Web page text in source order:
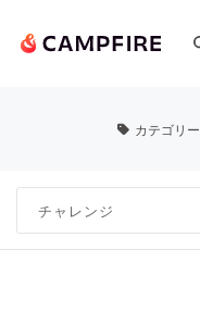
カテゴリー